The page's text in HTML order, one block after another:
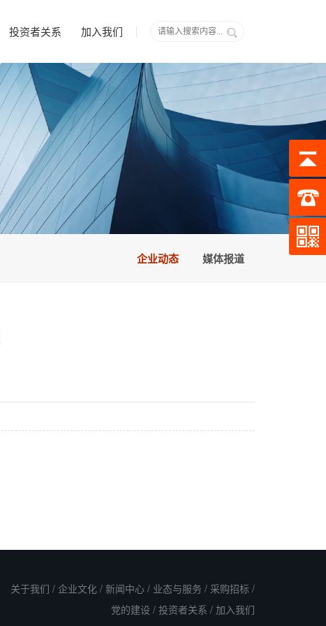
投资者关系 加入我们
企业动态 媒体报道
关于我们 / 企业文化 / 新闻中心 / 业态与服务 / 采购招标 /
党的建设 / 投资者关系 / 加入我们